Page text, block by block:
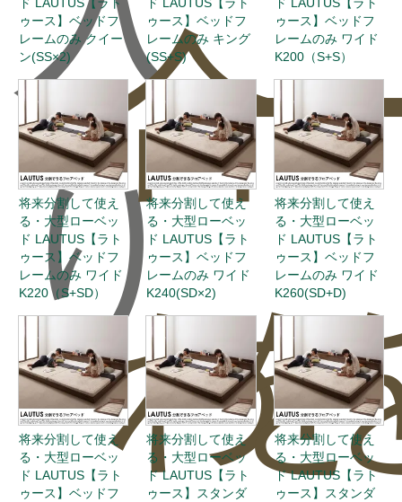
り
合
わ
ー
を
ゥース】ベッドフ
レームのみ クイー
ン(SS×2)
ゥース】ベッドフ
レームのみ キング
(SS+S)
ゥース】ベッドフ
レームのみ ワイド
K200（S+S）
将来分割して使え
る・大型ローベッ
ド LAUTUS【ラト
ゥース】ベッドフ
レームのみ ワイド
K220（S+SD）
将来分割して使え
る・大型ローベッ
ド LAUTUS【ラト
ゥース】ベッドフ
レームのみ ワイド
K240(SD×2)
将来分割して使え
る・大型ローベッ
ド LAUTUS【ラト
ゥース】ベッドフ
レームのみ ワイド
K260(SD+D)
将来分割して使え
る・大型ローベッ
ド LAUTUS【ラト
ゥース】ベッドフ
将来分割して使え
る・大型ローベッ
ド LAUTUS【ラト
ゥース】スタンダ
将来分割して使え
る・大型ローベッ
ド LAUTUS【ラト
ゥース】スタンダ